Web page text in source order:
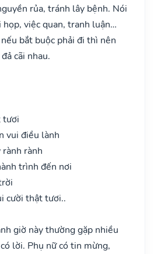
rủa, tránh lây bệnh. Nói
họp, việc quan, tranh luận…
bắt buộc phải đi thì nên
cãi nhau.
tươi
vui điều lành
rành rành
trình đến nơi
cười thật tươi..
giờ này thường gặp nhiều
lời. Phụ nữ có tin mừng,